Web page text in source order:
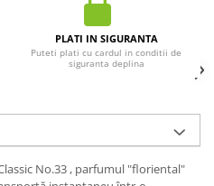
PLATI IN SIGURANTA
Puteti plati cu cardul in conditii de
siguranta deplina
No.33 , parfumul "floriental"